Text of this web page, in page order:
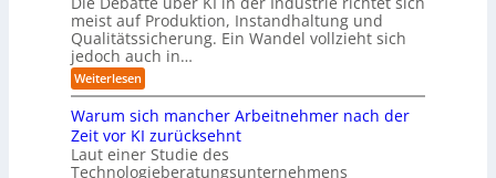
r
m
ö
g
l
i
c
h
e
n
w
a
r
e
-
G
f
a
h
r
n
b
e
q
u
e
m
e
r
)
B
m
u
s
s
a
u
h
A
b
l
meist auf Produktion, Instandhaltung und
Qualitätssicherung. Ein Wandel vollzieht sich
jedoch auch in…
Weiterlesen:
K
-
A
s
s
Warum sich mancher Arbeitnehmer nach der
Zeit vor KI zurücksehnt
Laut einer Studie des
Technologieberatungsunternehmens